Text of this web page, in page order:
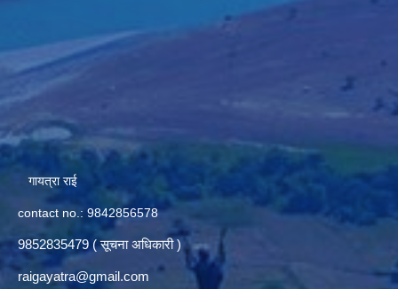
गायत्रा राई
contact no.: 9842856578
9852835479 ( सूचना अधिकारी )
raigayatra@gmail.com